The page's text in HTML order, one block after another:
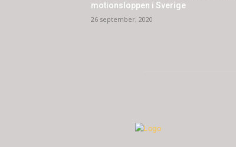
motionsloppen i Sverige
26 september, 2020